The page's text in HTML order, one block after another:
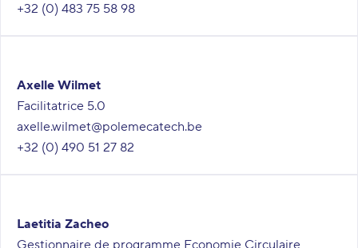
+32 (0) 483 75 58 98
Axelle Wilmet
Facilitatrice 5.0
axelle.wilmet@polemecatech.be
+32 (0) 490 51 27 82
Laetitia Zacheo
Gestionnaire de programme Economie Circulaire